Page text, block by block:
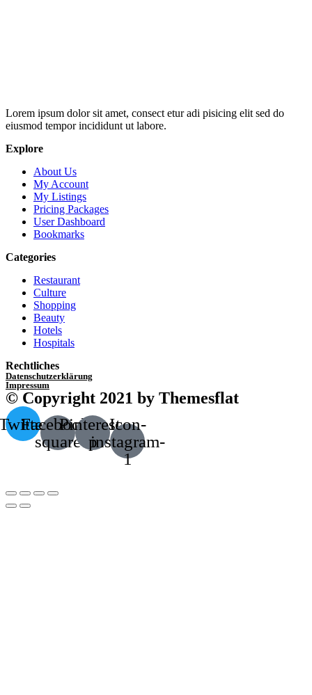
Lorem ipsum dolor sit amet, consect etur adi pisicing elit sed do
eiusmod tempor incididunt ut labore.
Explore
About Us
My Account
My Listings
Pricing Packages
User Dashboard
Bookmarks
Categories
Restaurant
Culture
Shopping
Beauty
Hotels
Hospitals
Rechtliches
Datenschutzerklärung
Impressum
© Copyright 2021 by Themesflat
Facebook-
square
Pinterest-
p
Icon-
instagram-
1